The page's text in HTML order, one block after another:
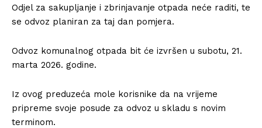
Odjel za sakupljanje i zbrinjavanje otpada neće raditi, te
se odvoz planiran za taj dan pomjera.
Odvoz komunalnog otpada bit će izvršen u subotu, 21.
marta 2026. godine.
Iz ovog preduzeća mole korisnike da na vrijeme
pripreme svoje posude za odvoz u skladu s novim
terminom.